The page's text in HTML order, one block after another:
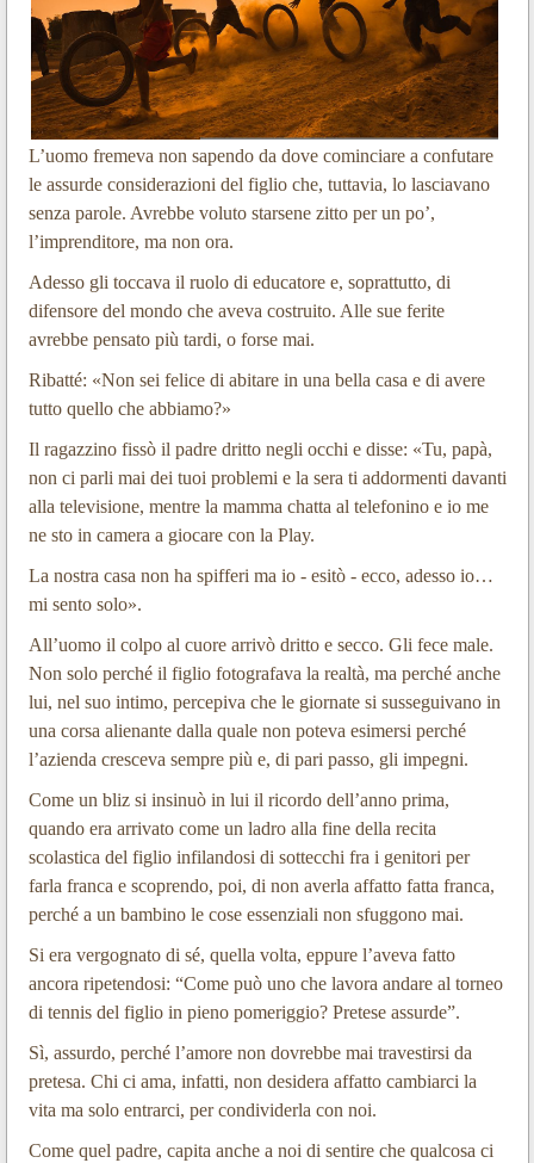
L’uomo fremeva non sapendo da dove cominciare a confutare
le assurde considerazioni del figlio che, tuttavia, lo lasciavano
senza parole. Avrebbe voluto starsene zitto per un po’,
l’imprenditore, ma non ora.
Adesso gli toccava il ruolo di educatore e, soprattutto, di
difensore del mondo che aveva costruito. Alle sue ferite
avrebbe pensato più tardi, o forse mai.
Ribatté: «Non sei felice di abitare in una bella casa e di avere
tutto quello che abbiamo?»
Il ragazzino fissò il padre dritto negli occhi e disse: «Tu, papà,
non ci parli mai dei tuoi problemi e la sera ti addormenti davanti
alla televisione, mentre la mamma chatta al telefonino e io me
ne sto in camera a giocare con la Play.
La nostra casa non ha spifferi ma io - esitò - ecco, adesso io…
mi sento solo».
All’uomo il colpo al cuore arrivò dritto e secco. Gli fece male.
Non solo perché il figlio fotografava la realtà, ma perché anche
lui, nel suo intimo, percepiva che le giornate si susseguivano in
una corsa alienante dalla quale non poteva esimersi perché
l’azienda cresceva sempre più e, di pari passo, gli impegni.
Come un bliz si insinuò in lui il ricordo dell’anno prima,
quando era arrivato come un ladro alla fine della recita
scolastica del figlio infilandosi di sottecchi fra i genitori per
farla franca e scoprendo, poi, di non averla affatto fatta franca,
perché a un bambino le cose essenziali non sfuggono mai.
Si era vergognato di sé, quella volta, eppure l’aveva fatto
ancora ripetendosi: “Come può uno che lavora andare al torneo
di tennis del figlio in pieno pomeriggio? Pretese assurde”.
Sì, assurdo, perché l’amore non dovrebbe mai travestirsi da
pretesa. Chi ci ama, infatti, non desidera affatto cambiarci la
vita ma solo entrarci, per condividerla con noi.
Come quel padre, capita anche a noi di sentire che qualcosa ci